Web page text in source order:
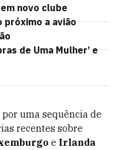
novo clube
próximo a avião
de Uma Mulher’ e
uma sequência de
recentes sobre
e Irlanda